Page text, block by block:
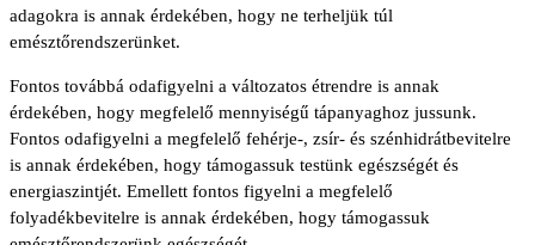
adagokra is annak érdekében, hogy ne terheljük túl
emésztőrendszerünket.
Fontos továbbá odafigyelni a változatos étrendre is annak
érdekében, hogy megfelelő mennyiségű tápanyaghoz jussunk.
Fontos odafigyelni a megfelelő fehérje-, zsír- és szénhidrátbevitelre
is annak érdekében, hogy támogassuk testünk egészségét és
energiaszintjét. Emellett fontos figyelni a megfelelő
folyadékbevitelre is annak érdekében, hogy támogassuk